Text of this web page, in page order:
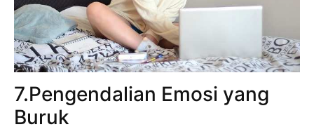
7.Pengendalian Emosi yang
Buruk